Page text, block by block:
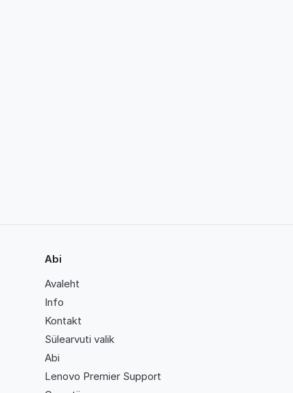
Abi
Avaleht
Info
Kontakt
Sülearvuti valik
Abi
Lenovo Premier Support